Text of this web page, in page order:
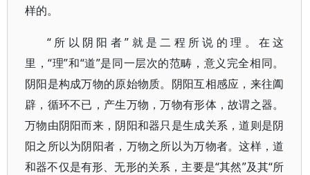
样的。
“所以阴阳者”就是二程所说的理。在这
里，“理”和“道”是同一层次的范畴，意义完全相同。
阴阳是构成万物的原始物质。阴阳互相感应，来往阖
辟，循环不已，产生万物，万物有形体，故谓之器。
万物由阴阳而来，阴阳和器只是生成关系，道则是阴
阳之所以为阴阳者，万物之所以为万物者。这样，道
和器不仅是有形、无形的关系，主要是“其然”及其“所